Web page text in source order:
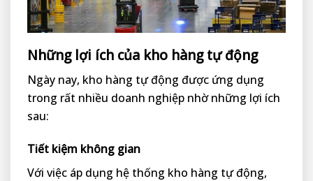
Những lợi ích của kho hàng tự động
Ngày nay, kho hàng tự động được ứng dụng
trong rất nhiều doanh nghiệp nhờ những lợi ích
sau:
Tiết kiệm không gian
Với việc áp dụng hệ thống kho hàng tự động,